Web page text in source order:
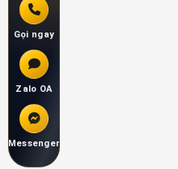
Gọi ngay
Zalo OA
Messenger